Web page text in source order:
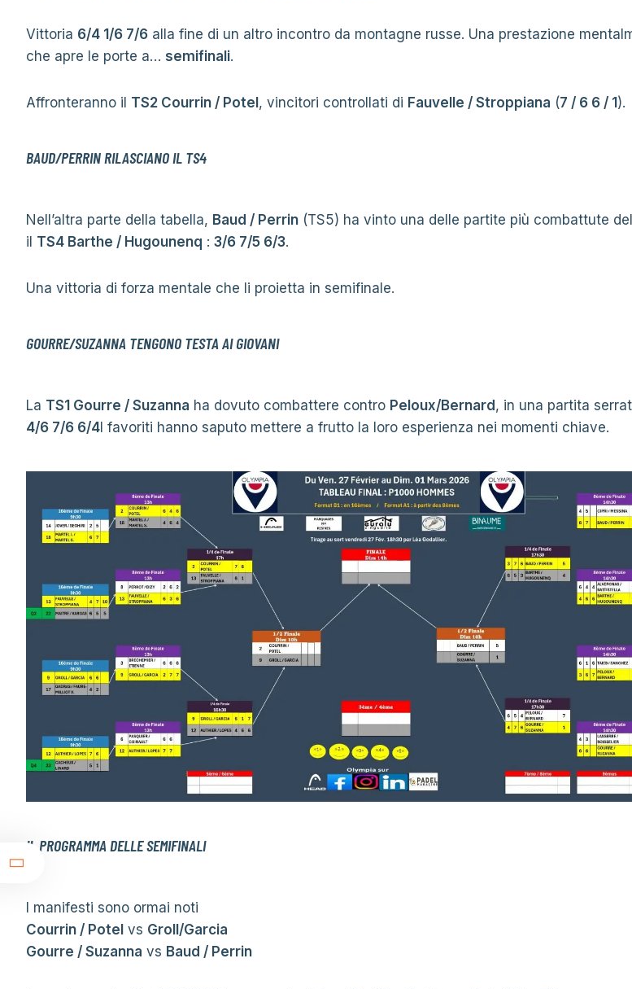
Vittoria 6/4 1/6 7/6 alla fine di un altro incontro da montagne russe. Una prestazione
che apre le porte a… semifinali.
Affronteranno il TS2 Courrin / Potel , vincitori controllati di Fauvelle / Stroppiana (7 / 6 6 / 1 ).
BAUD/PERRIN RILASCIANO IL TS4
Nell’altra parte della tabella, Baud / Perrin (TS5) ha vinto una delle partite più combattute
il TS4 Barthe / Hugounenq : 3/6 7/5 6/3.
Una vittoria di forza mentale che li proietta in semifinale.
GOURRE/SUZANNA TENGONO TESTA AI GIOVANI
La TS1 Gourre / Suzanna ha dovuto combattere contro Peloux/Bernard , in una partita
4/6 7/6 6/4 I favoriti hanno saputo mettere a frutto la loro esperienza nei momenti chiave.
IL PROGRAMMA DELLE SEMIFINALI
I manifesti sono ormai noti
Courrin / Potel vs Groll/Garcia
Gourre / Suzanna vs Baud / Perrin